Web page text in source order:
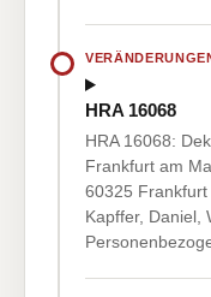
HRA 16068
HRA 16068:
Frankfurt am
60325
Kapffer, Daniel,